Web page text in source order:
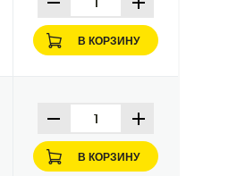
В КОРЗИНУ
В КОРЗИНУ